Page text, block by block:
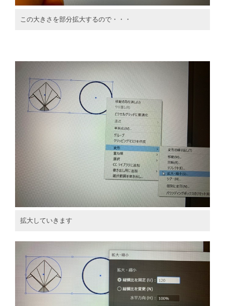
この大きさを部分拡大するので・・・
拡大していきます